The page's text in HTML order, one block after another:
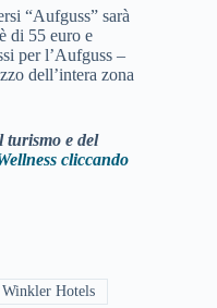
“Aufguss” sarà
di 55 euro e
per l’Aufguss –
dell’intera zona
turismo e del
cliccando
Winkler Hotels